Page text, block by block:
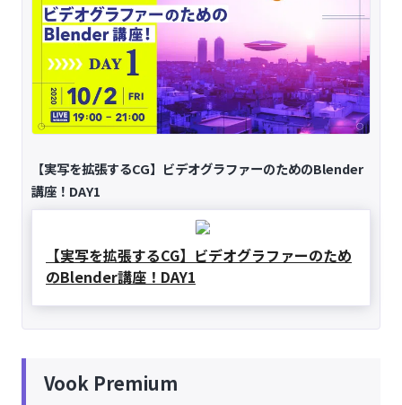
【実写を拡張するCG】ビデオグラファーのためのBlender
講座！DAY1
【実写を拡張するCG】ビデオグラファーのため
のBlender講座！DAY1
Vook Premium